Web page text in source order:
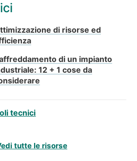
di risorse ed
di un impianto
12 + 1 cose da
tecnici
tutte le risorse